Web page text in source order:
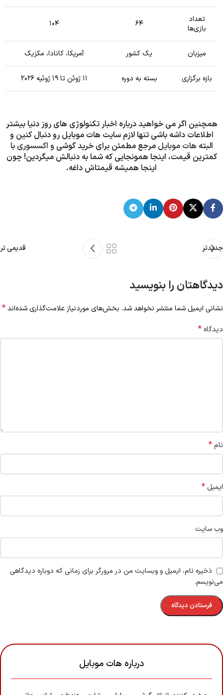
تعداد
بازی‌ها
۶۴ ۱۰۴
میزبان یک کشور آمریکا، کانادا، مکزیک
بازه برگزاری بسته به دوره ۱۱ ژوئن تا ۱۹ ژوئیه ۲۰۲۶
همچنین اگر می خواهید درباره اخبار تکنولوژی های روز دنیا بیشتر
اطلاعات داشه باشی تنها لازم سایت هات موبایل رو دنبال کنین و
البته هات موبایل مرجع مطمئن برای خرید گوشی و اکسسوری با
کمترین قیمت، اینجا همونجایی که شما به دنبالش میگردین! چون
اینجا همیشه قیمتاش داغه.
جدیدتر قدیمی تر
دیدگاهتان را بنویسید
نشانی ایمیل شما منتشر نخواهد شد. بخش‌های موردنیاز علامت‌گذاری شده‌اند*
دیدگاه *
نام*
ایمیل *
وب‌ سایت
ذخیره نام، ایمیل و وبسایت من در مرورگر برای زمانی که دوباره دیدگاهی
می‌نویسم.
درباره هات موبایل